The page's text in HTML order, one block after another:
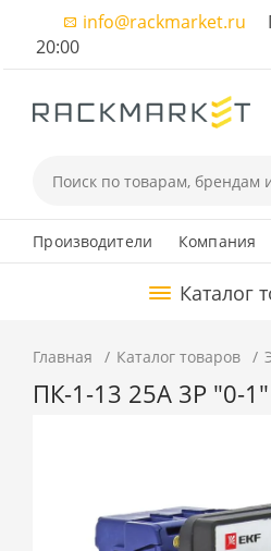
info@rackmarket.ru
20:00
Производители Компания
Каталог
Главная Каталог товаров
ПК-1-13 25А 3P "0-1"